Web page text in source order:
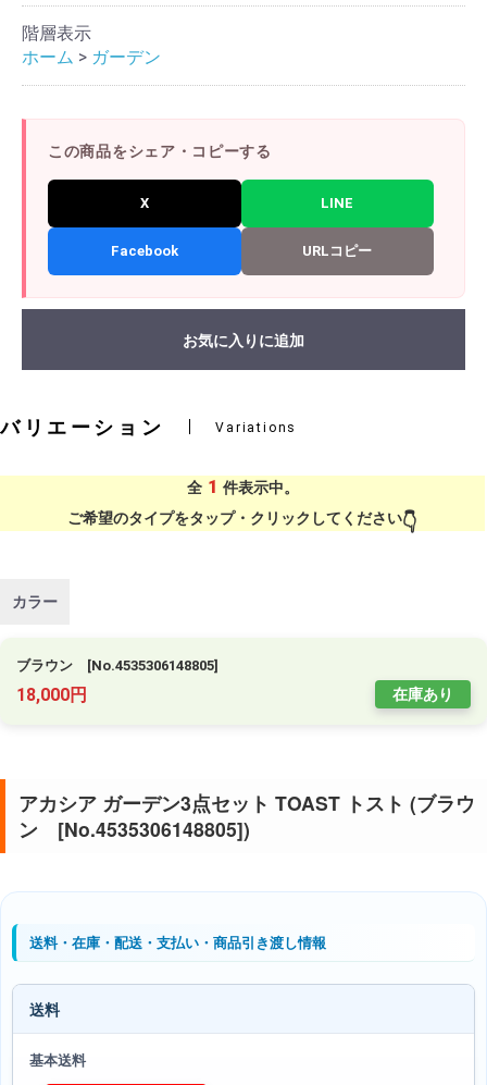
階層表示
ホーム > ガーデン
この商品をシェア・コピーする
X LINE
Facebook URLコピー
お気に入りに追加
バリエーション Variations
全 1 件表示中。
ご希望のタイプをタップ・クリックしてください
カラー
ブラウン [No.4535306148805]
18,000円 在庫あり
アカシア ガーデン3点セット TOAST トスト (ブラウ
ン [No.4535306148805])
送料・在庫・配送・支払い・商品引き渡し情報
送料
基本送料